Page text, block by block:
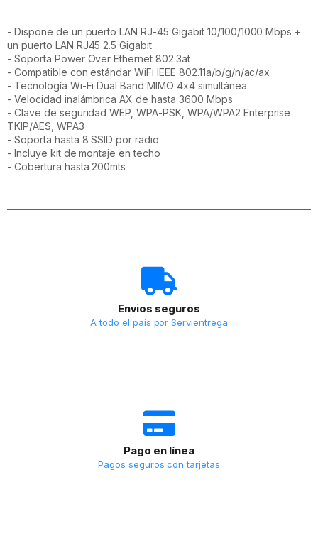
- Dispone de un puerto LAN RJ-45 Gigabit 10/100/1000 Mbps +
un puerto LAN RJ45 2.5 Gigabit
- Soporta Power Over Ethernet 802.3at
- Compatible con estándar WiFi IEEE 802.11a/b/g/n/ac/ax
- Tecnología Wi-Fi Dual Band MIMO 4x4 simultánea
- Velocidad inalámbrica AX de hasta 3600 Mbps
- Clave de seguridad WEP, WPA-PSK, WPA/WPA2 Enterprise
TKIP/AES, WPA3
- Soporta hasta 8 SSID por radio
- Incluye kit de montaje en techo
- Cobertura hasta 200mts
Envios seguros
A todo el país por Servientrega
Pago en línea
Pagos seguros con tarjetas